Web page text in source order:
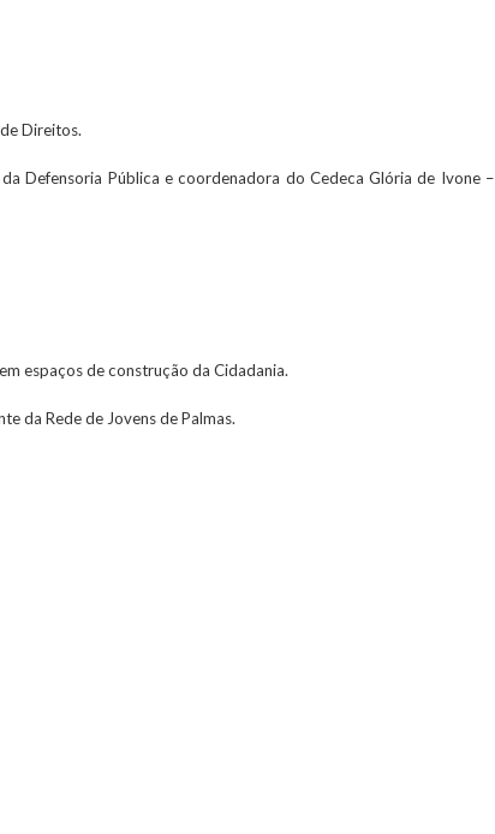
Direitos.
Defensoria Pública e coordenadora do Cedeca Glória de Ivone –
espaços de construção da Cidadania.
da Rede de Jovens de Palmas.